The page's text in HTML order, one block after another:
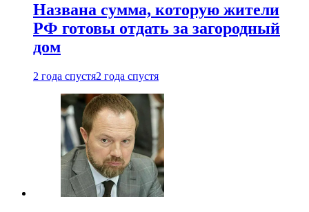
Названа сумма, которую жители
РФ готовы отдать за загородный
дом
2 года спустя2 года спустя